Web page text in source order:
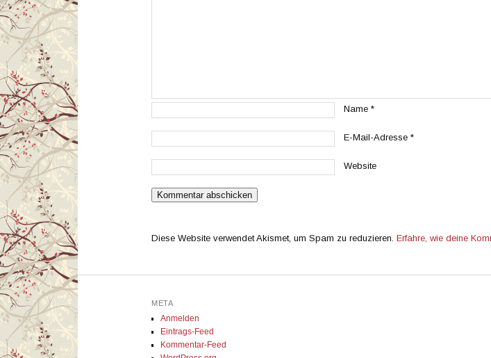
Name *
E-Mail-Adresse *
Website
Diese Website verwendet Akismet, um Spam zu reduzieren. Erfahre, wie deine
META
Anmelden
Eintrags-Feed
Kommentar-Feed